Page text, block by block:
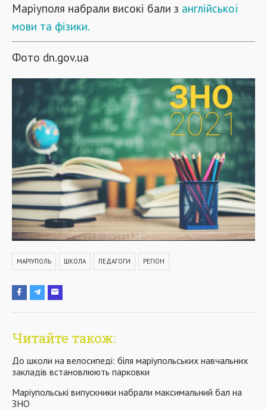
Маріуполя набрали високі бали з англійської
мови та фізики.
Фото dn.gov.ua
МАРІУПОЛЬ ШКОЛА ПЕДАГОГИ РЕГІОН
Читайте також:
До школи на велосипеді: біля маріупольських навчальних
закладів встановлюють парковки
Маріупольські випускники набрали максимальний бал на
ЗНО